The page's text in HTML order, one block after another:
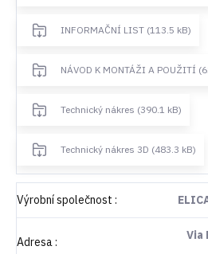
INFORMAČNÍ LIST (113.5 kB)
NÁVOD K MONTÁŽI A POUŽITÍ
Technický nákres (390.1 kB)
Technický nákres 3D (483.3 kB)
Výrobní společnost :
Adresa :
Via